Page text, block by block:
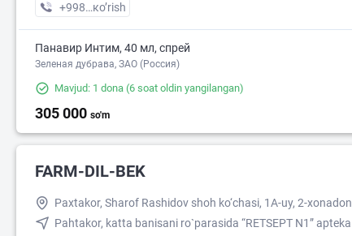
+998 (97) XXX-XX-XX
кo’rish
Панавир Интим, 40 мл, спрей
Зеленая дубрава, ЗАО (Россия)
Mavjud: 1 dona (6 soat oldin yangilangan)
305 000 so'm
FARM-DIL-BEK
Paxtakor, Sharof Rashidov shoh ko‘chasi, 1A-uy, 2-xonadon
Pahtakor, katta banisani ro`parasida “RETSEPT N1” apteka